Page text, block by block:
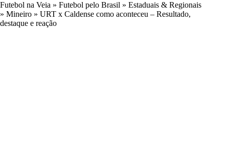
Futebol na Veia » Futebol pelo Brasil » Estaduais & Regionais
» Mineiro » URT x Caldense como aconteceu – Resultado,
destaque e reação